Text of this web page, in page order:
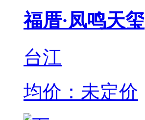
福厝·凤鸣天玺
台江
均价：未定价